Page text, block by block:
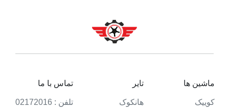
ماشین ها
کوییک
تایر
هانکوک
تماس با ما
تلفن : 02172016